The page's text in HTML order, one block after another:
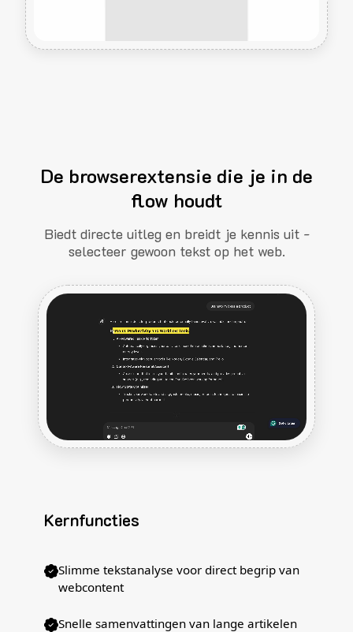
De browserextensie die je in de
flow houdt
Biedt directe uitleg en breidt je kennis uit -
selecteer gewoon tekst op het web.
Kernfuncties
Slimme tekstanalyse voor direct begrip van
webcontent
Snelle samenvattingen van lange artikelen